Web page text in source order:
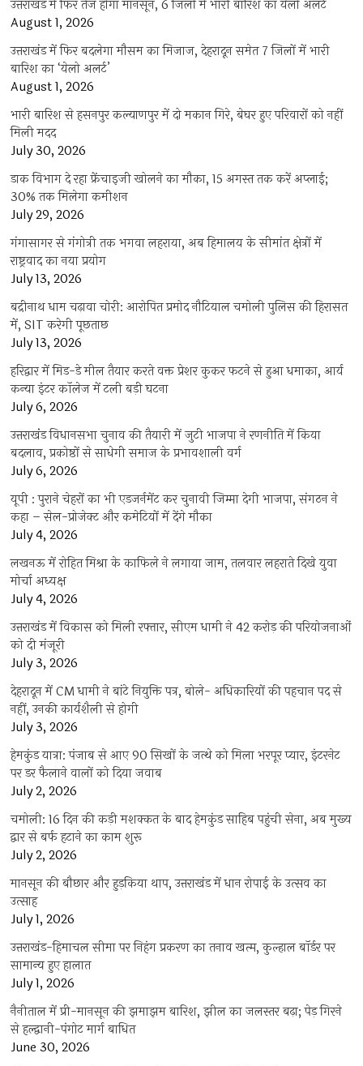
उत्तराखंड में फिर तेज होगा मानसून, 6 जिलों में भारी बारिश का येलो अलर्ट
August 1, 2026
उत्तराखंड में फिर बदलेगा मौसम का मिजाज, देहरादून समेत 7 जिलों में भारी
बारिश का ‘येलो अलर्ट’
August 1, 2026
भारी बारिश से हसनपुर कल्याणपुर में दो मकान गिरे, बेघर हुए परिवारों को नहीं
मिली मदद
July 30, 2026
डाक विभाग दे रहा फ्रेंचाइजी खोलने का मौका, 15 अगस्त तक करें अप्लाई;
30% तक मिलेगा कमीशन
July 29, 2026
गंगासागर से गंगोत्री तक भगवा लहराया, अब हिमालय के सीमांत क्षेत्रों में
राष्ट्रवाद का नया प्रयोग
July 13, 2026
बद्रीनाथ धाम चढ़ावा चोरी: आरोपित प्रमोद नौटियाल चमोली पुलिस की हिरासत
में, SIT करेगी पूछताछ
July 13, 2026
हरिद्वार में मिड-डे मील तैयार करते वक्त प्रेशर कुकर फटने से हुआ धमाका, आर्य
कन्या इंटर कॉलेज में टली बड़ी घटना
July 6, 2026
उत्तराखंंड विधानसभा चुनाव की तैयारी में जुटी भाजपा ने रणनीति में किया
बदलाव, प्रकोष्ठों से साधेगी समाज के प्रभावशाली वर्ग
July 6, 2026
यूपी : पुराने चेहरों का भी एडजर्नमेंट कर चुनावी जिम्मा देगी भाजपा, संगठन ने
कहा – सेल-प्रोजेक्ट और कमेटियों में देंगे मौका
July 4, 2026
लखनऊ में रोहित मिश्रा के काफिले ने लगाया जाम, तलवार लहराते दिखे युवा
मोर्चा अध्यक्ष
July 4, 2026
उत्तराखंड में विकास को मिली रफ्तार, सीएम धामी ने 42 करोड़ की परियोजनाओं
को दी मंजूरी
July 3, 2026
देहरादून में CM धामी ने बांटे नियुक्ति पत्र, बोले- अधिकारियों की पहचान पद से
नहीं, उनकी कार्यशैली से होगी
July 3, 2026
हेमकुंड यात्रा: पंजाब से आए 90 सिखों के जत्थे को मिला भरपूर प्यार, इंटरनेट
पर डर फैलाने वालों को दिया जवाब
July 2, 2026
चमोली: 16 दिन की कड़ी मशक्कत के बाद हेमकुंड साहिब पहुंची सेना, अब मुख्य
द्वार से बर्फ हटाने का काम शुरू
July 2, 2026
मानसून की बौछार और हुड़किया थाप, उत्तराखंड में धान रोपाई के उत्सव का
उत्साह
July 1, 2026
उत्तराखंड-हिमाचल सीमा पर निहंग प्रकरण का तनाव खत्म, कुल्हाल बॉर्डर पर
सामान्य हुए हालात
July 1, 2026
नैनीताल में प्री-मानसून की झमाझम बारिश, झील का जलस्तर बढ़ा; पेड़ गिरने
से हल्द्वानी-पंगोट मार्ग बाधित
June 30, 2026